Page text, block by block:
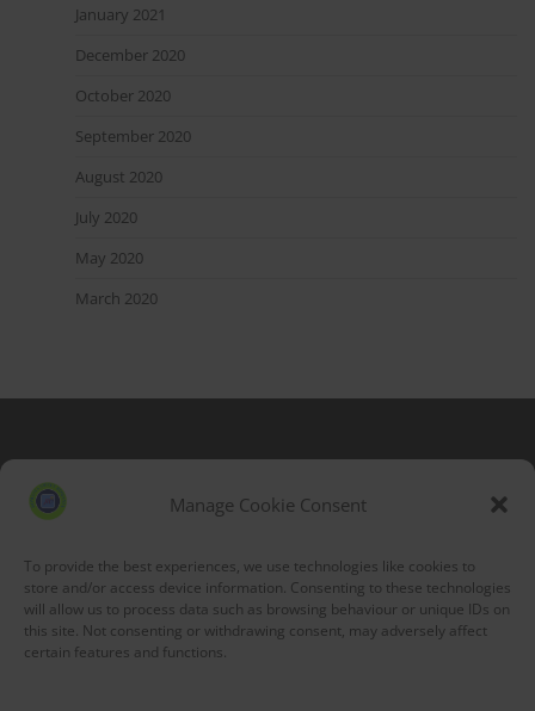
Manage Cookie Consent
To provide the best experiences, we use technologies like cookies to
store and/or access device information. Consenting to these technologies
will allow us to process data such as browsing behaviour or unique IDs on
this site. Not consenting or withdrawing consent, may adversely affect
certain features and functions.
January 2021
December 2020
October 2020
September 2020
August 2020
July 2020
May 2020
March 2020